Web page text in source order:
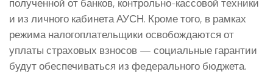
и из личного кабинета АУСН. Кроме того, в рамках
режима налогоплательщики освобождаются от
уплаты страховых взносов — социальные гарантии
будут обеспечиваться из федерального бюджета.